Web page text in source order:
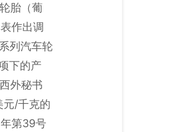
胎（葡
作出调
列汽车轮
下的产
外秘书
/千克的
第39号